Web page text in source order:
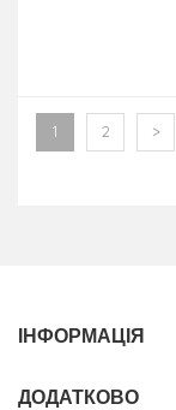
1 2 >
ІНФОРМАЦІЯ
ДОДАТКОВО